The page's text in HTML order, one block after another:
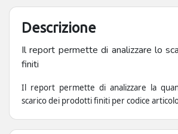
Descrizione
Il report permette di analizzare lo
finiti
Il report permette di analizzare la
scarico dei prodotti finiti per codice